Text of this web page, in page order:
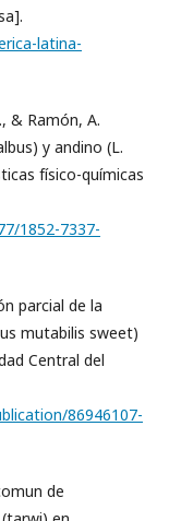
latina-
& Ramón, A.
y andino (L.
físico-químicas
1852-7337-
parcial de la
mutabilis sweet)
Central del
86946107-
de